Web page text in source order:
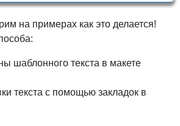
на примерах как это делается!
шаблонного текста в макете
текста с помощью закладок в